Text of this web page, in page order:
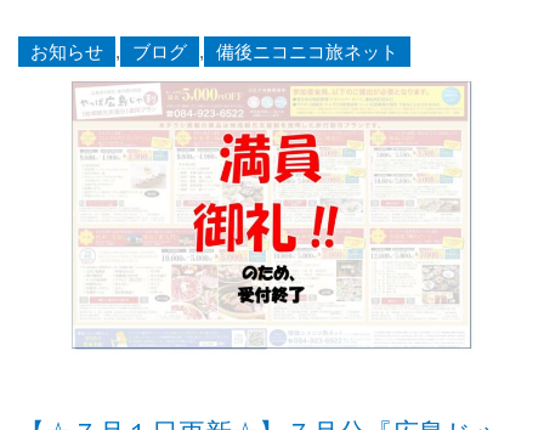
お知らせ , ブログ , 備後ニコニコ旅ネット